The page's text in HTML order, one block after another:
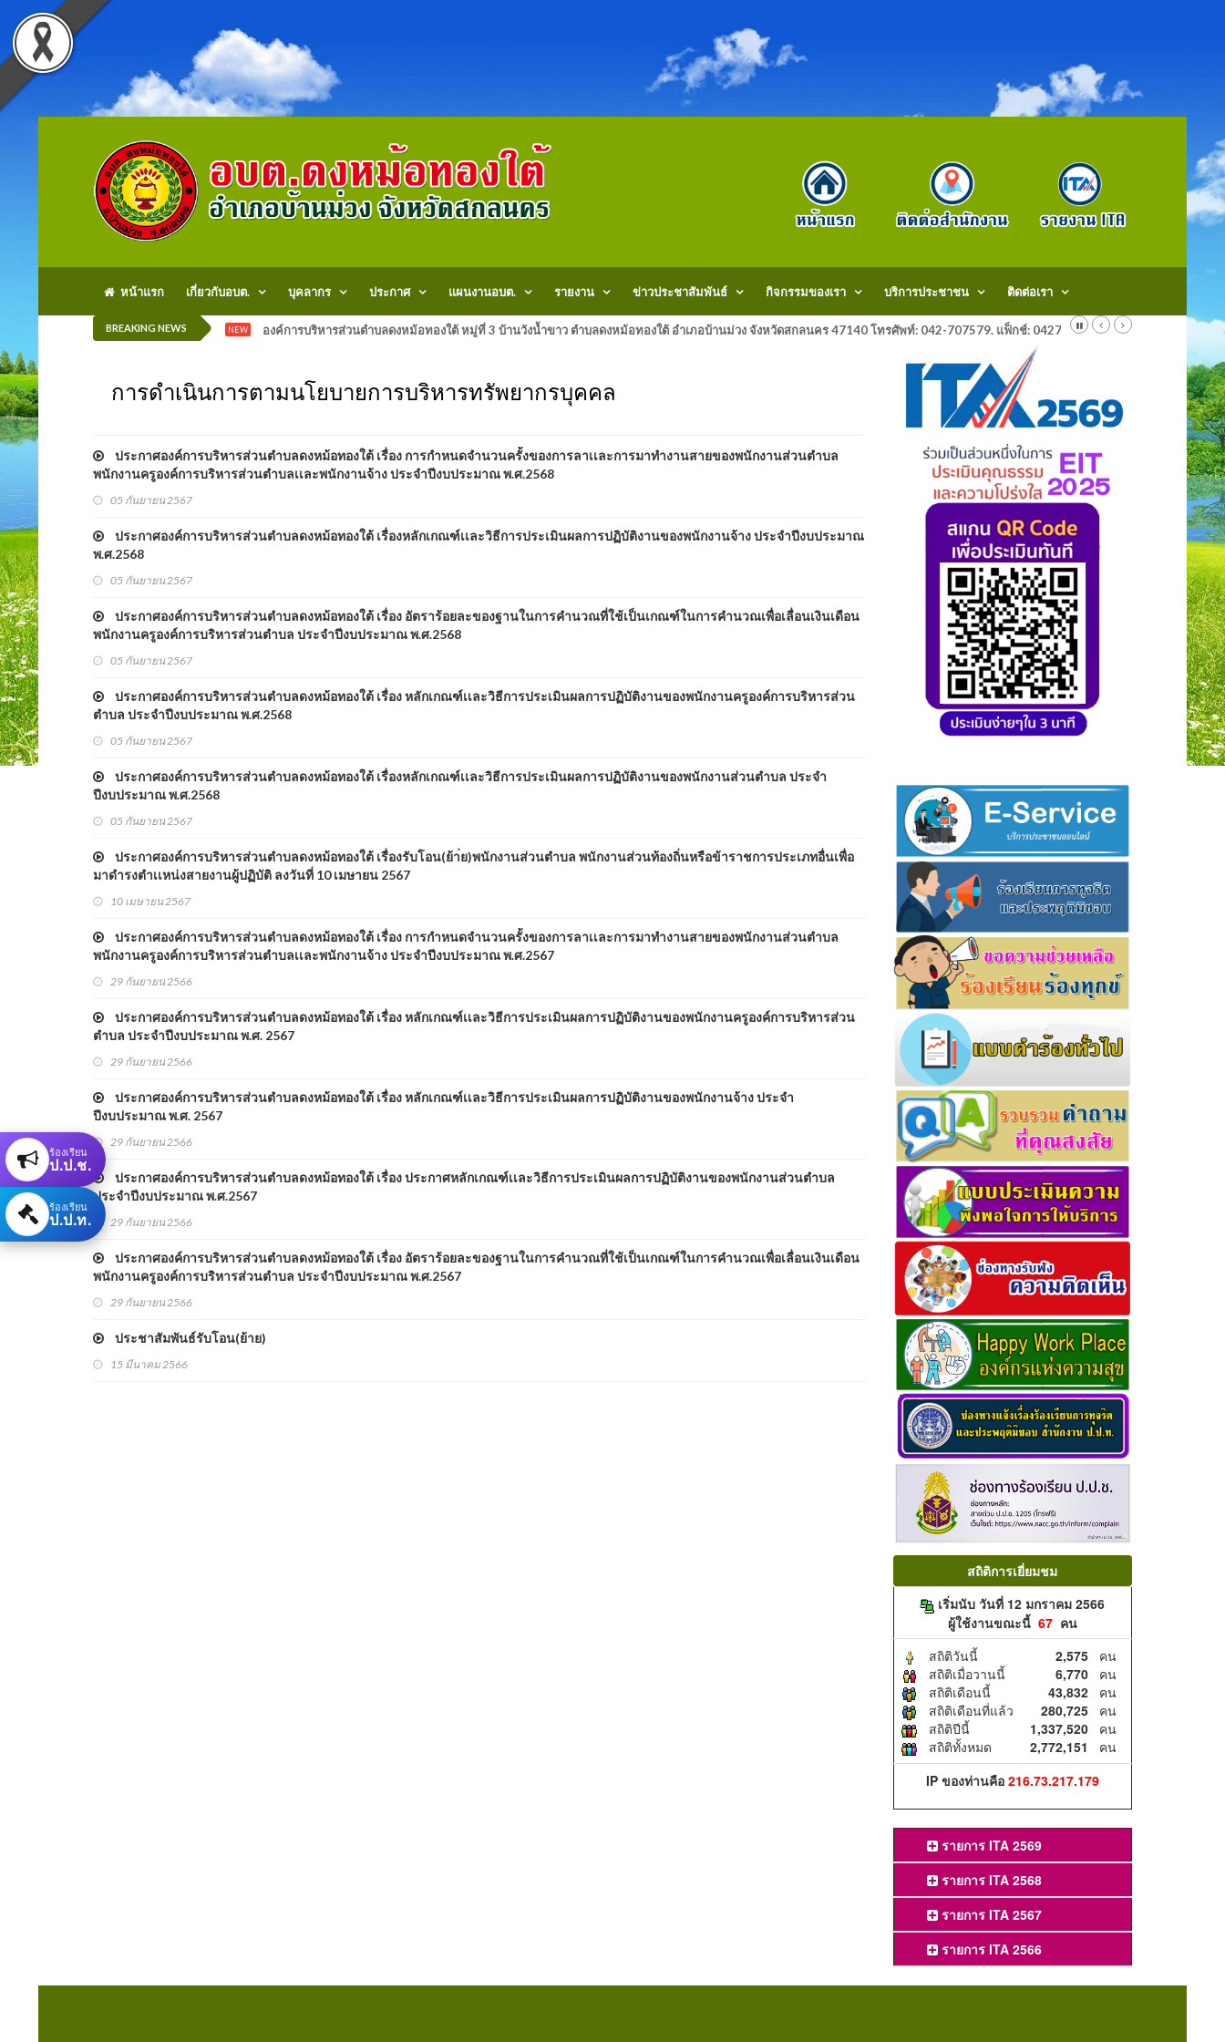
หน้าแรก เกี่ยวกับอบต. บุคลากร ประกาศ แผนงานอบต. รายงาน ข่าวประชาสัมพันธ์ กิจกรรมของเรา บริการประชาชน ติดต่อเรา
BREAKING NEWS NEW องค์การบริหารส่วนตำบลดงหม้อทองใต้ หมู่ที่ 3 บ้านวังน้ำขาว ตำบลดงหม้อทองใต้ อำเภอบ้านม่วง จังหวัดสกลนคร 47140 โทรศัพท์: 042-707579. แฟ็กช์: 042707579 E-Mail:
การดำเนินการตามนโยบายการบริหารทรัพยากรบุคคล
ประกาศองค์การบริหารส่วนตำบลดงหม้อทองใต้ เรื่อง การกำหนดจำนวนครั้งของการลาเเละการมาทำงานสายของพนักงานส่วนตำบล
พนักงานครูองค์การบริหารส่วนตำบลเเละพนักงานจ้าง ประจำปีงบประมาณ พ.ศ.2568
05 กันยายน 2567
ประกาศองค์การบริหารส่วนตำบลดงหม้อทองใต้ เรื่องหลักเกณฑ์เเละวิธีการประเมินผลการปฏิบัติงานของพนักงานจ้าง ประจำปีงบประมาณ
พ.ศ.2568
05 กันยายน 2567
ประกาศองค์การบริหารส่วนตำบลดงหม้อทองใต้ เรื่อง อัตราร้อยละของฐานในการคำนวณที่ใช้เป็นเกณฑ์ในการคำนวณเพื่อเลื่อนเงินเดือน
พนักงานครูองค์การบริหารส่วนตำบล ประจำปีงบประมาณ พ.ศ.2568
05 กันยายน 2567
ประกาศองค์การบริหารส่วนตำบลดงหม้อทองใต้ เรื่อง หลักเกณฑ์เเละวิธีการประเมินผลการปฏิบัติงานของพนักงานครูองค์การบริหารส่วน
ตำบล ประจำปีงบประมาณ พ.ศ.2568
05 กันยายน 2567
ประกาศองค์การบริหารส่วนตำบลดงหม้อทองใต้ เรื่องหลักเกณฑ์เเละวิธีการประเมินผลการปฏิบัติงานของพนักงานส่วนตำบล ประจำ
ปีงบประมาณ พ.ศ.2568
05 กันยายน 2567
ประกาศองค์การบริหารส่วนตำบลดงหม้อทองใต้ เรื่องรับโอน(ย้า่ย)พนักงานส่วนตำบล พนักงานส่วนท้องถิ่นหรือข้าราชการประเภทอื่นเพื่อ
มาดำรงตำเเหน่งสายงานผู้ปฏิบัติ ลงวันที่ 10 เมษายน 2567
10 เมษายน 2567
ประกาศองค์การบริหารส่วนตำบลดงหม้อทองใต้ เรื่อง การกำหนดจำนวนครั้งของการลาเเละการมาทำงานสายของพนักงานส่วนตำบล
พนักงานครูองค์การบริหารส่วนตำบลเเละพนักงานจ้าง ประจำปีงบประมาณ พ.ศ.2567
29 กันยายน 2566
ประกาศองค์การบริหารส่วนตำบลดงหม้อทองใต้ เรื่อง หลักเกณฑ์เเละวิธีการประเมินผลการปฏิบัติงานของพนักงานครูองค์การบริหารส่วน
ตำบล ประจำปีงบประมาณ พ.ศ. 2567
29 กันยายน 2566
ประกาศองค์การบริหารส่วนตำบลดงหม้อทองใต้ เรื่อง หลักเกณฑ์เเละวิธีการประเมินผลการปฏิบัติงานของพนักงานจ้าง ประจำ
ปีงบประมาณ พ.ศ. 2567
29 กันยายน 2566
ประกาศองค์การบริหารส่วนตำบลดงหม้อทองใต้ เรื่อง ประกาศหลักเกณฑ์เเละวิธีการประเมินผลการปฏิบัติงานของพนักงานส่วนตำบล
ประจำปีงบประมาณ พ.ศ.2567
29 กันยายน 2566
ประกาศองค์การบริหารส่วนตำบลดงหม้อทองใต้ เรื่อง อัตราร้อยละของฐานในการคำนวณที่ใช้เป็นเกณฑ์ในการคำนวณเพื่อเลื่อนเงินเดือน
พนักงานครูองค์การบริหารส่วนตำบล ประจำปีงบประมาณ พ.ศ.2567
29 กันยายน 2566
ประชาสัมพันธ์รับโอน(ย้าย)
15 มีนาคม 2566
สถิติการเยี่ยมชม
เริ่มนับ วันที่ 12 มกราคม 2566
ผู้ใช้งานขณะนี้ 67คน
สถิติวันนี้
2,575คน
สถิติเมื่อวานนี้
6,770คน
สถิติเดือนนี้
43,832คน
สถิติเดือนที่แล้ว
280,725คน
สถิติปีนี้
1,337,520คน
สถิติทั้งหมด
2,772,151 คน
IP ของท่านคือ 216.73.217.179
รายการ ITA 2569
รายการ ITA 2568
รายการ ITA 2567
รายการ ITA 2566
ร้องเรียน
ป.ป.ช.
ร้องเรียน
ป.ป.ท.